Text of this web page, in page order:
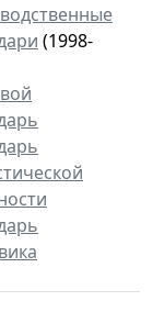
(1998-